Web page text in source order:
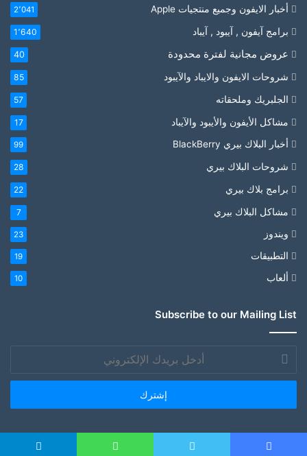
أخبار الايفون وجميع منتجيات Apple 2٬041
برامج آيفون , آيبود , آيباد 1٬640
عروض مجانية لفترة محدودة 40
شروحات الايفون والايباد والآيبود 85
الجلبريك وملحقاته 57
مشاكل الأيفون والأيبود والآيباد 17
أخبار البلاك بيري BlackBerry 99
شروحات البلاك بيري 28
برامج بلاك بيري 22
مشاكل البلاك بيري 7
ويندوز 23
التطبيقات 19
ألعاب 10
Subscribe to our Mailing List
بريدك
الإلكتروني